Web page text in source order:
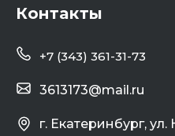
Контакты
+7 (343) 361-31-73
г. Екатеринбург, ул.
3613173@mail.ru